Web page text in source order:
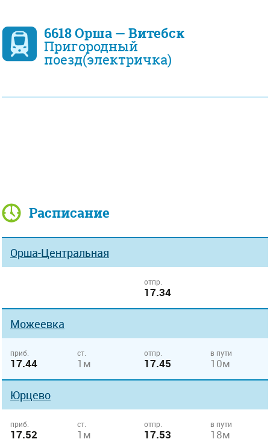
6618 Орша — Витебск
Пригородный
поезд(электричка)
Расписание
Орша-Центральная
отпр.
17.34
Можеевка
приб.
17.44
ст.
1м
отпр.
17.45
в пути
10м
Юрцево
приб.
17.52
ст.
1м
отпр.
17.53
в пути
18м